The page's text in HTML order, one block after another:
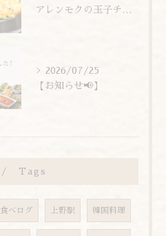
アレンモクの玉子チムは、玉子を惜しまず6個分使用しています！
2026/07/25
【お知らせ📢】
Tags
食べログ 上野駅 韓国料理